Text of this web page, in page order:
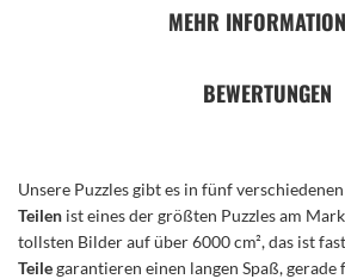
MEHR
BEWERTUNGEN
Unsere Puzzles gibt es in fünf
Teilen ist eines der größten Puzzles am
tollsten Bilder auf über 6000 cm², das ist
Teilegarantieren einen langen Spaß,